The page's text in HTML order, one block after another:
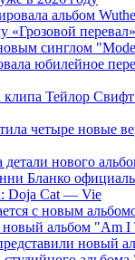
альбом
«Грозовой перевал»
синглом
юбилейное
клипа Тейлор
четыре новые
нового
Бланко
Doja Cat — Vie
с новым
альбом "Am I
новый